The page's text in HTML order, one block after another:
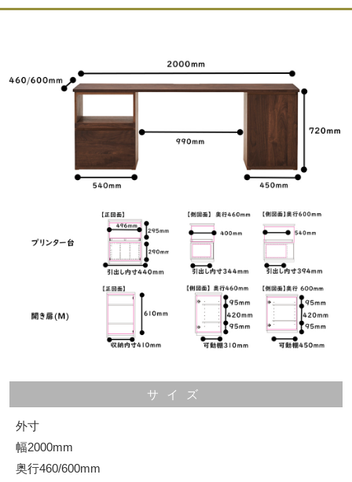
配線用の切り欠き
テーブル（天板）に配線用の切り欠きを加工できます。
パソコンや家電を置かれる方に便利な加工です。（1座席
にひとつ、無料にて加工できます。※購入ページで選
サイズ
外寸
幅2000mm
奥行460/600mm